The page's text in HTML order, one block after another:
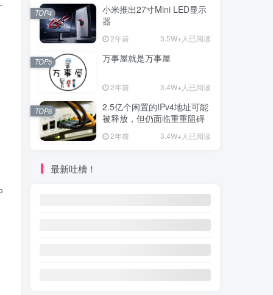
common -y
/swapfile sudo swapon /swapfile # 永久生效
小米推出27寸Mini LED显示
器
2年前 3.5W+人已阅读
TOP4
万事屋就是万事屋
2年前 3.4W+人已阅读
TOP5
2.5亿个闲置的IPv4地址可能
被释放，但仍面临重重阻碍
2年前 3.4W+人已阅读
TOP6
最新吐槽！